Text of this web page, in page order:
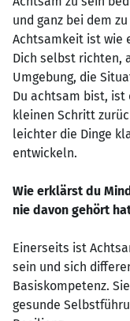
und ganz bei dem
Achtsamkeit ist wie
Dich selbst richten,
Umgebung, die
Du achtsam bist, ist
kleinen Schritt
leichter die Dinge
entwickeln.
Wie erklärst du
nie davon gehört
Einerseits ist
sein und sich
Basiskompetenz.
gesunde